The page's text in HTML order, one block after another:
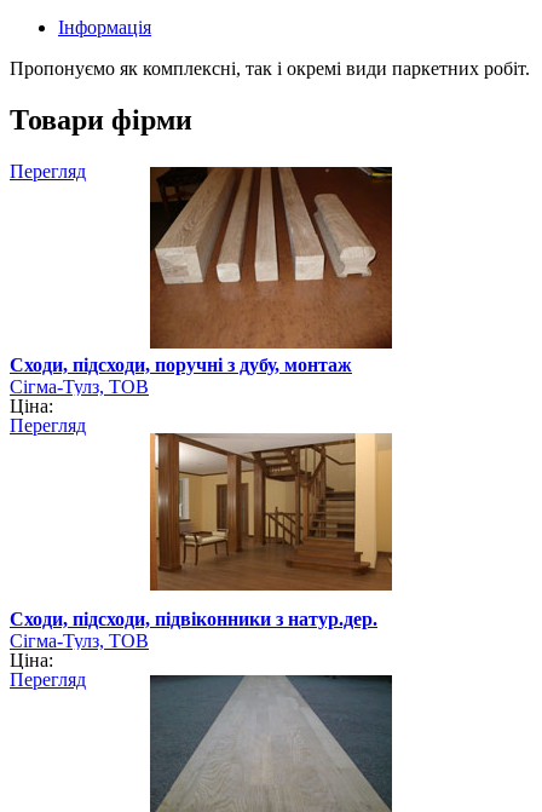
Інформація
Пропонуємо як комплексні, так і окремі види паркетних робіт.
Товари фірми
Перегляд
Сходи, підсходи, поручні з дубу, монтаж
Сігма-Тулз, ТОВ
Ціна:
Перегляд
Сходи, підсходи, підвіконники з натур.дер.
Сігма-Тулз, ТОВ
Ціна:
Перегляд